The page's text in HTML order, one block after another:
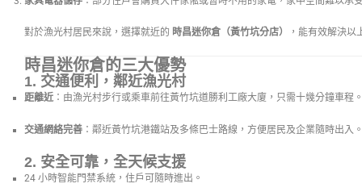
對於漁光村居民來說，選擇就近的 時昌迷你倉（黃竹坑分店） ，能有效解決
時昌迷你倉的三大優勢
1. 交通便利，鄰近漁光村
距離近：由漁光村步行或乘車前往黃竹坑道勝利工廠大廈，只需十幾分鐘車程
交通網絡完善 ：鄰近黃竹坑港鐵站及多條巴士路線，方便居民及企業隨時出入
2. 安全可靠，全天候支援
24 小時智能門禁系統，住戶可隨時進出。